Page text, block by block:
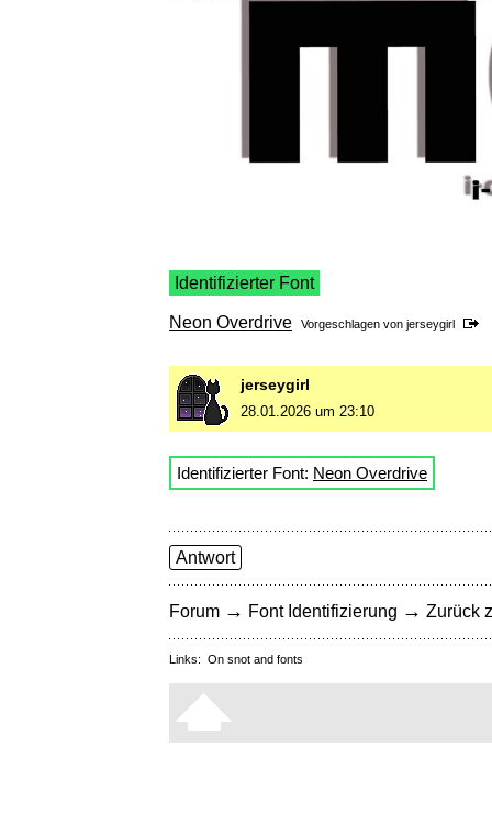
Identifizierter Font
Neon Overdrive Vorgeschlagen von jerseygirl
jerseygirl
28.01.2026 um 23:10
Identifizierter Font: Neon Overdrive
Antwort
Forum → Font Identifizierung → Zurück
Links: On snot and fonts